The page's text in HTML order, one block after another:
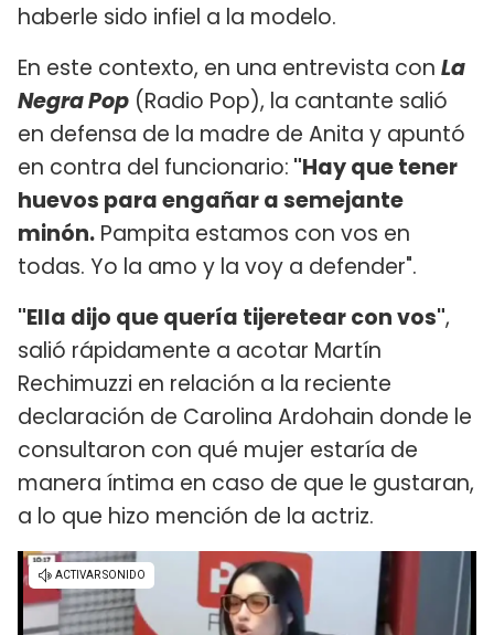
haberle sido infiel a la modelo.
En este contexto, en una entrevista con La
Negra Pop (Radio Pop), la cantante salió
en defensa de la madre de Anita y apuntó
en contra del funcionario: "Hay que tener
huevos para engañar a semejante
minón. Pampita estamos con vos en
todas. Yo la amo y la voy a defender".
"Ella dijo que quería tijeretear con vos",
salió rápidamente a acotar Martín
Rechimuzzi en relación a la reciente
declaración de Carolina Ardohain donde le
consultaron con qué mujer estaría de
manera íntima en caso de que le gustaran,
a lo que hizo mención de la actriz.